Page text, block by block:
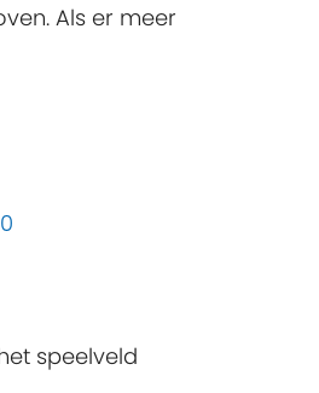
Als er meer
speelveld